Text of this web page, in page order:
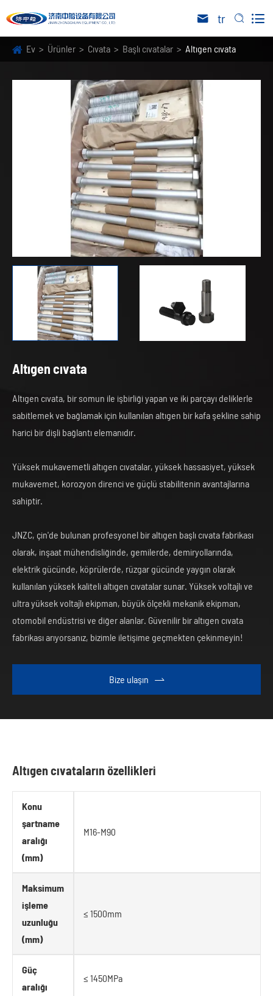
 tr  
Ev Ürünler Cıvata Başlı cıvatalar Altıgen cıvata
Altıgen cıvata
Altıgen cıvata, bir somun ile işbirliği yapan ve iki parçayı deliklerle
sabitlemek ve bağlamak için kullanılan altıgen bir kafa şekline sahip
harici bir dişli bağlantı elemanıdır.
Yüksek mukavemetli altıgen cıvatalar, yüksek hassasiyet, yüksek
mukavemet, korozyon direnci ve güçlü stabilitenin avantajlarına
sahiptir.
JNZC, çin'de bulunan profesyonel bir altıgen başlı cıvata fabrikası
olarak, inşaat mühendisliğinde, gemilerde, demiryollarında,
elektrik gücünde, köprülerde, rüzgar gücünde yaygın olarak
kullanılan yüksek kaliteli altıgen cıvatalar sunar. Yüksek voltajlı ve
ultra yüksek voltajlı ekipman, büyük ölçekli mekanik ekipman,
otomobil endüstrisi ve diğer alanlar. Güvenilir bir altıgen cıvata
fabrikası arıyorsanız, bizimle iletişime geçmekten çekinmeyin!
Bize ulaşın 
Altıgen cıvataların özellikleri
Konu
şartname
aralığı
(mm)
M16-M90
Maksimum
işleme
uzunluğu
(mm)
≤ 1500mm
Güç
aralığı
≤ 1450MPa